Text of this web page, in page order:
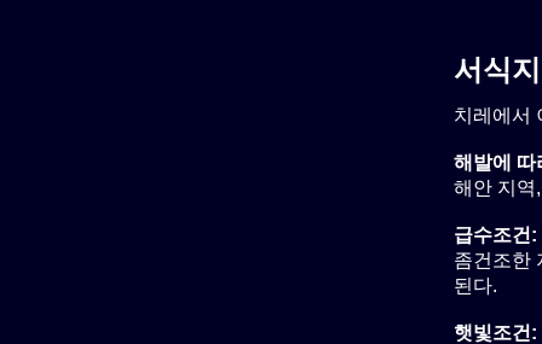
서식지
치레에서
해발에 따
해안 지역
급수조건:
좀건조한
된다.
햇빛조건: